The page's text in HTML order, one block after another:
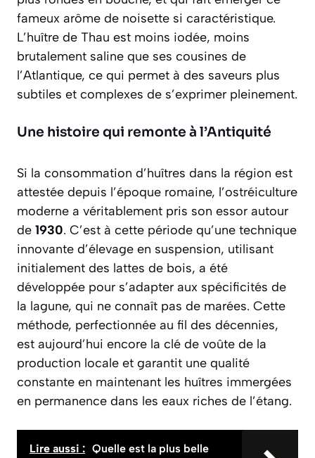
fameux arôme de noisette si caractéristique.
L’huître de Thau est moins iodée, moins
brutalement saline que ses cousines de
l’Atlantique, ce qui permet à des saveurs plus
subtiles et complexes de s’exprimer pleinement.
Une histoire qui remonte à l’Antiquité
Si la consommation d’huîtres dans la région est
attestée depuis l’époque romaine, l’ostréiculture
moderne a véritablement pris son essor autour
de 1930. C’est à cette période qu’une technique
innovante d’élevage en suspension, utilisant
initialement des lattes de bois, a été
développée pour s’adapter aux spécificités de
la lagune, qui ne connaît pas de marées. Cette
méthode, perfectionnée au fil des décennies,
est aujourd’hui encore la clé de voûte de la
production locale et garantit une qualité
constante en maintenant les huîtres immergées
en permanence dans les eaux riches de l’étang.
Lire aussi : Quelle est la plus belle